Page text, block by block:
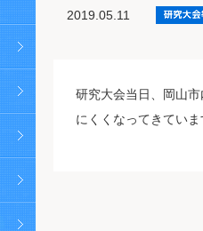
2019.05.11
研究大会当日、岡山
にくくなってきてい